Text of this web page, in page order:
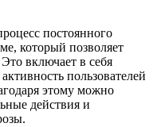
постоянного
который позволяет
включает в себя
пользователей
этому можно
действия и